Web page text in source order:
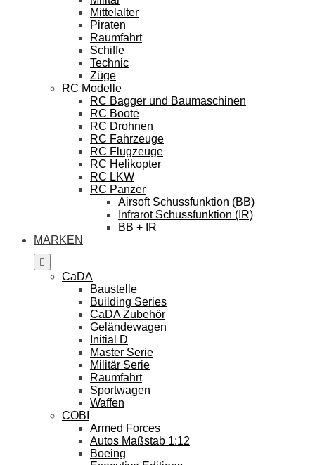
Mittelalter
Piraten
Raumfahrt
Schiffe
Technic
Züge
RC Modelle
RC Bagger und Baumaschinen
RC Boote
RC Drohnen
RC Fahrzeuge
RC Flugzeuge
RC Helikopter
RC LKW
RC Panzer
Airsoft Schussfunktion (BB)
Infrarot Schussfunktion (IR)
BB + IR
MARKEN
CaDA
Baustelle
Building Series
CaDA Zubehör
Geländewagen
Initial D
Master Serie
Militär Serie
Raumfahrt
Sportwagen
Waffen
COBI
Armed Forces
Autos Maßstab 1:12
Boeing